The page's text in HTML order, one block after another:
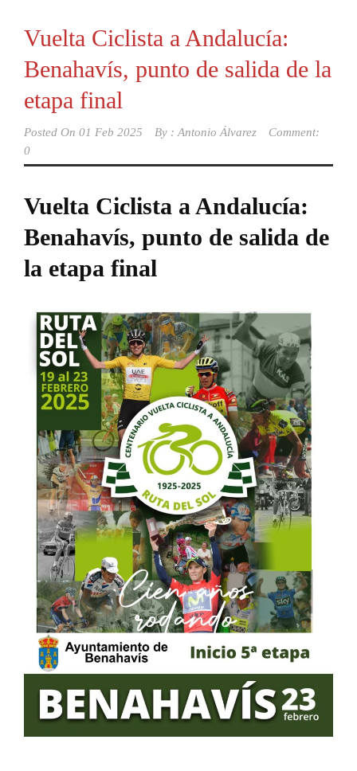
Vuelta Ciclista a Andalucía:
Benahavís, punto de salida de la
etapa final
Posted On 01 Feb 2025 By : Antonio Álvarez
Comment:
0
Vuelta Ciclista a Andalucía:
Benahavís, punto de salida de
la etapa final